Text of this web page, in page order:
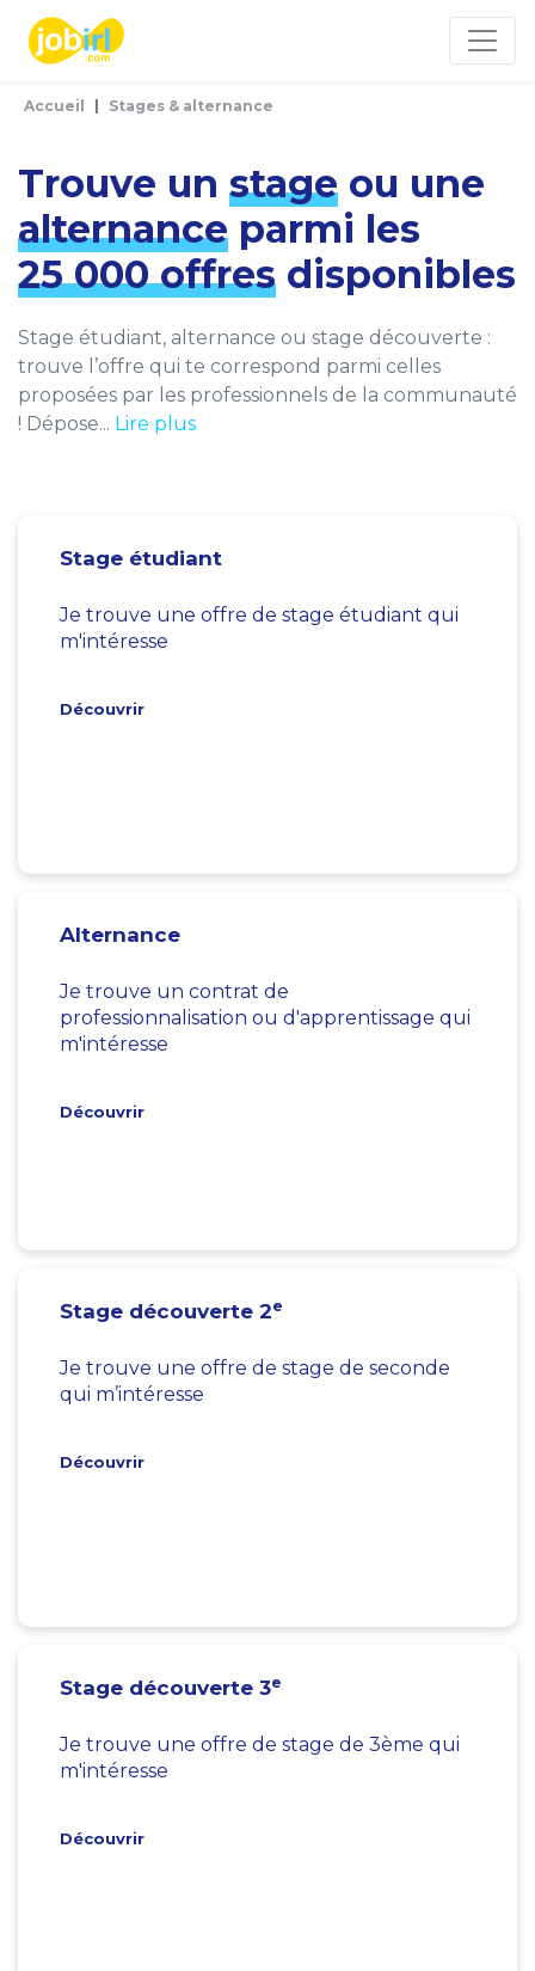
Accueil Stages & alternance
Trouve un stage ou une
alternance parmi les
25 000 offres disponibles
Stage étudiant, alternance ou stage découverte :
trouve l’offre qui te correspond parmi celles
proposées par les professionnels de la communauté
! Dépose... Lire plus
Stage étudiant
Je trouve une offre de stage étudiant qui
m'intéresse
Découvrir
Alternance
Je trouve un contrat de
professionnalisation ou d'apprentissage qui
m'intéresse
Découvrir
Stage découverte 2e
Je trouve une offre de stage de seconde
qui m’intéresse
Découvrir
Stage découverte 3e
Je trouve une offre de stage de 3ème qui
m'intéresse
Découvrir
Panneau de gestion des cookies